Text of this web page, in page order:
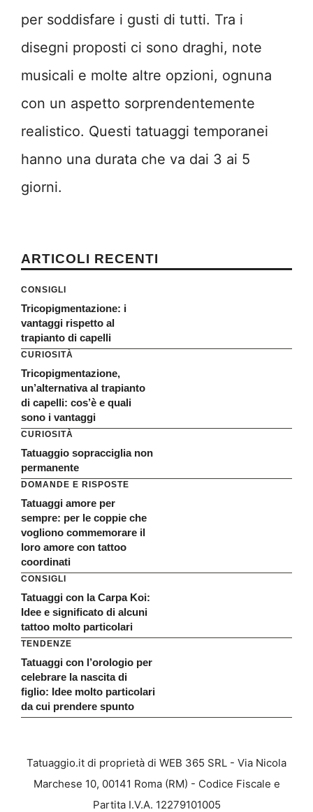
per soddisfare i gusti di tutti. Tra i
disegni proposti ci sono draghi, note
musicali e molte altre opzioni, ognuna
con un aspetto sorprendentemente
realistico. Questi tatuaggi temporanei
hanno una durata che va dai 3 ai 5
giorni.
ARTICOLI RECENTI
CONSIGLI
Tricopigmentazione: i
vantaggi rispetto al
trapianto di capelli
CURIOSITÀ
Tricopigmentazione,
un’alternativa al trapianto
di capelli: cos’è e quali
sono i vantaggi
CURIOSITÀ
Tatuaggio sopracciglia non
permanente
DOMANDE E RISPOSTE
Tatuaggi amore per
sempre: per le coppie che
vogliono commemorare il
loro amore con tattoo
coordinati
CONSIGLI
Tatuaggi con la Carpa Koi:
Idee e significato di alcuni
tattoo molto particolari
TENDENZE
Tatuaggi con l’orologio per
celebrare la nascita di
figlio: Idee molto particolari
da cui prendere spunto
Tatuaggio.it di proprietà di WEB 365 SRL - Via Nicola
Marchese 10, 00141 Roma (RM) - Codice Fiscale e
Partita I.V.A. 12279101005